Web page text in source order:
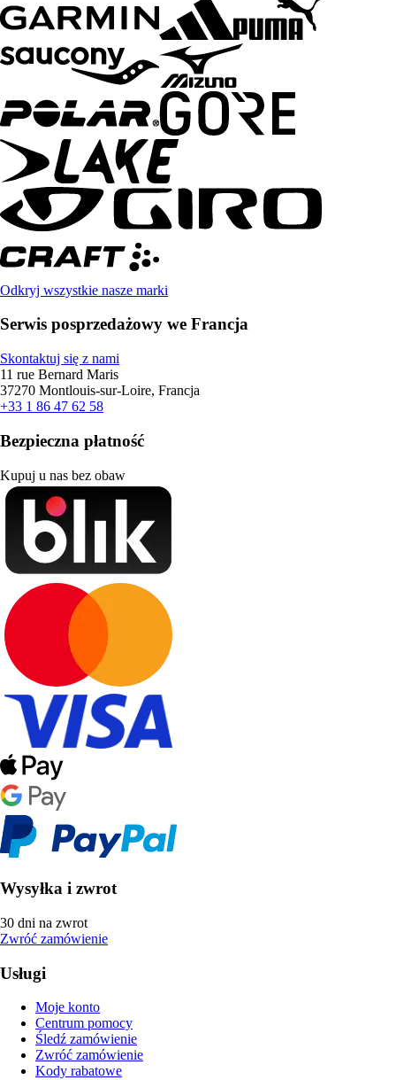
Odkryj wszystkie nasze marki
Serwis posprzedażowy we Francja
Skontaktuj się z nami
11 rue Bernard Maris
37270 Montlouis-sur-Loire, Francja
+33 1 86 47 62 58
Bezpieczna płatność
Kupuj u nas bez obaw
Wysyłka i zwrot
30 dni na zwrot
Zwróć zamówienie
Usługi
Moje konto
Centrum pomocy
Śledź zamówienie
Zwróć zamówienie
Kody rabatowe